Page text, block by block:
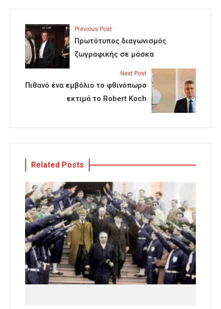
Previous Post
Πρωτότυπος διαγωνισμός
ζωγραφικής σε μάσκα
Next Post
Πιθανό ένα εμβόλιο το φθινόπωρο
εκτιμά το Robert Koch
Related Posts